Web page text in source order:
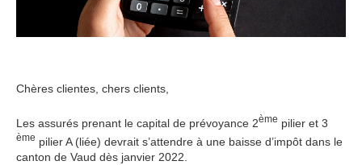
Chères clientes, chers clients,
Les assurés prenant le capital de prévoyance 2ème pilier et 3
ème pilier A (liée) devrait s’attendre à une baisse d’impôt dans le
canton de Vaud dès janvier 2022.